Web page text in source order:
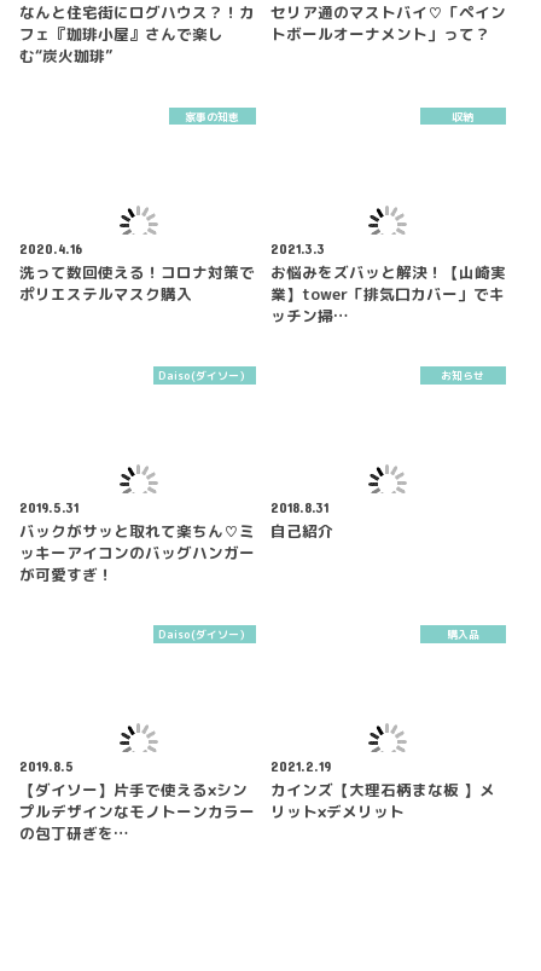
なんと住宅街にログハウス？！カ
フェ『珈琲小屋』さんで楽し
む“炭火珈琲”
セリア通のマストバイ♡「ペイン
トボールオーナメント」って？
家事の知恵
2020.4.16
洗って数回使える！コロナ対策で
ポリエステルマスク購入
収納
2021.3.3
お悩みをズバッと解決！【山崎実
業】tower「排気口カバー」でキ
ッチン掃…
Daiso(ダイソー）
2019.5.31
バックがサッと取れて楽ちん♡ミ
ッキーアイコンのバッグハンガー
が可愛すぎ！
お知らせ
2018.8.31
自己紹介
Daiso(ダイソー）
2019.8.5
【ダイソー】片手で使える×シン
プルデザインなモノトーンカラー
の包丁研ぎを…
購入品
2021.2.19
カインズ【大理石柄まな板 】メ
リット×デメリット